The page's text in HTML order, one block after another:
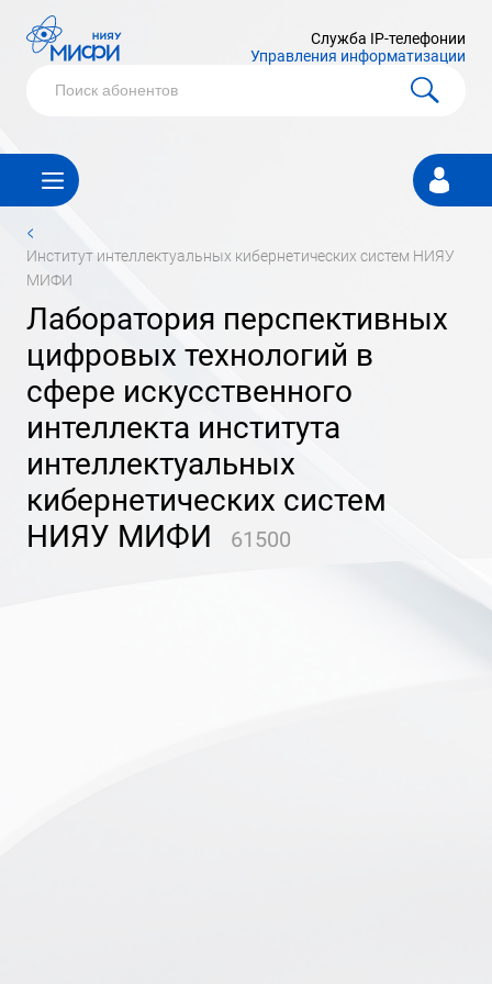
Служба IP-телефонии
Управления информатизации
Личный
кабинет
<
институт интеллектуальных кибернетических систем НИЯУ
МИФИ
лаборатория перспективных
цифровых технологий в
сфере искусственного
интеллекта института
интеллектуальных
кибернетических систем
НИЯУ МИФИ
61500